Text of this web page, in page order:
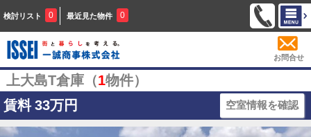
検討リスト 0 最近見た物件 0
お問合せ
上大島T倉庫（1物件）
賃料 33万円 空室情報を確認